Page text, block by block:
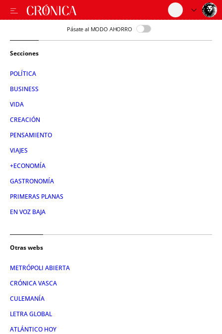
Pásate al MODO AHORRO
Secciones
POLÍTICA
BUSINESS
VIDA
CREACIÓN
PENSAMIENTO
VIAJES
+ECONOMÍA
GASTRONOMÍA
PRIMERAS PLANAS
EN VOZ BAJA
Otras webs
METRÓPOLI ABIERTA
CRÓNICA VASCA
CULEMANÍA
LETRA GLOBAL
ATLÁNTICO HOY